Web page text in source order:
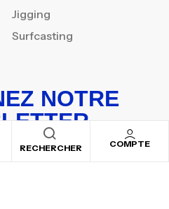
RECHERCHER COMPTE
Jigging
Surfcasting
NOTRE
nos offres spéciales